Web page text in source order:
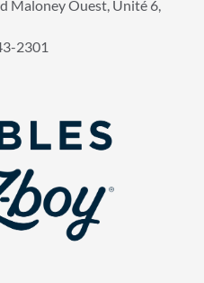
Maloney Ouest, Unité 6,
2301